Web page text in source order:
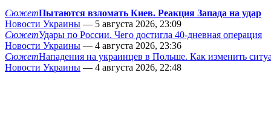
СюжетПытаются взломать Киев. Реакция Запада на удар
Новости Украины — 5 августа 2026, 23:09
СюжетУдары по России. Чего достигла 40-дневная операция
Новости Украины — 4 августа 2026, 23:36
СюжетНападения на украинцев в Польше. Как изменить
Новости Украины — 4 августа 2026, 22:48